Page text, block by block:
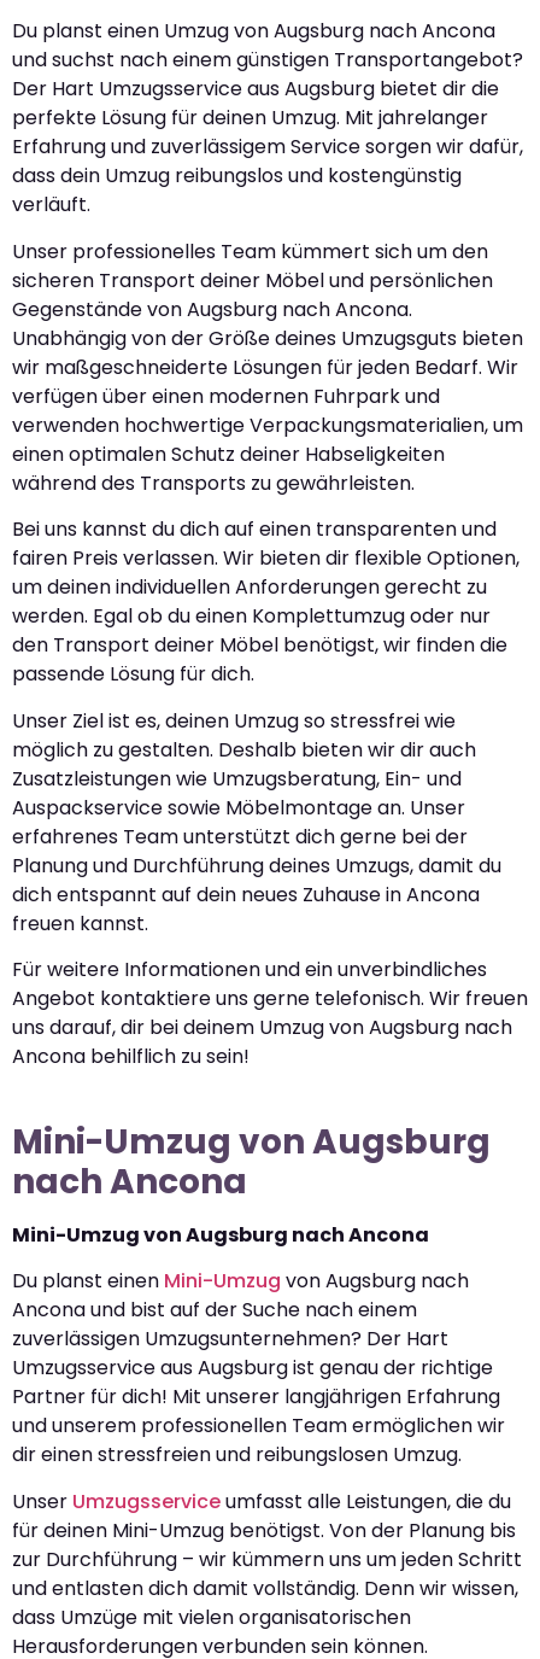
Du planst einen Umzug von Augsburg nach Ancona
und suchst nach einem günstigen Transportangebot?
Der Hart Umzugsservice aus Augsburg bietet dir die
perfekte Lösung für deinen Umzug. Mit jahrelanger
Erfahrung und zuverlässigem Service sorgen wir dafür,
dass dein Umzug reibungslos und kostengünstig
verläuft.
Unser professionelles Team kümmert sich um den
sicheren Transport deiner Möbel und persönlichen
Gegenstände von Augsburg nach Ancona.
Unabhängig von der Größe deines Umzugsguts bieten
wir maßgeschneiderte Lösungen für jeden Bedarf. Wir
verfügen über einen modernen Fuhrpark und
verwenden hochwertige Verpackungsmaterialien, um
einen optimalen Schutz deiner Habseligkeiten
während des Transports zu gewährleisten.
Bei uns kannst du dich auf einen transparenten und
fairen Preis verlassen. Wir bieten dir flexible Optionen,
um deinen individuellen Anforderungen gerecht zu
werden. Egal ob du einen Komplettumzug oder nur
den Transport deiner Möbel benötigst, wir finden die
passende Lösung für dich.
Unser Ziel ist es, deinen Umzug so stressfrei wie
möglich zu gestalten. Deshalb bieten wir dir auch
Zusatzleistungen wie Umzugsberatung, Ein- und
Auspackservice sowie Möbelmontage an. Unser
erfahrenes Team unterstützt dich gerne bei der
Planung und Durchführung deines Umzugs, damit du
dich entspannt auf dein neues Zuhause in Ancona
freuen kannst.
Für weitere Informationen und ein unverbindliches
Angebot kontaktiere uns gerne telefonisch. Wir freuen
uns darauf, dir bei deinem Umzug von Augsburg nach
Ancona behilflich zu sein!
Mini-Umzug von Augsburg
nach Ancona
Mini-Umzug von Augsburg nach Ancona
Du planst einen Mini-Umzug von Augsburg nach
Ancona und bist auf der Suche nach einem
zuverlässigen Umzugsunternehmen? Der Hart
Umzugsservice aus Augsburg ist genau der richtige
Partner für dich! Mit unserer langjährigen Erfahrung
und unserem professionellen Team ermöglichen wir
dir einen stressfreien und reibungslosen Umzug.
Unser Umzugsserviceumfasst alle Leistungen, die du
für deinen Mini-Umzug benötigst. Von der Planung bis
zur Durchführung – wir kümmern uns um jeden Schritt
und entlasten dich damit vollständig. Denn wir wissen,
dass Umzüge mit vielen organisatorischen
Herausforderungen verbunden sein können.